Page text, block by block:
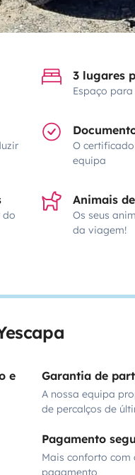
3 lugares
Espaço
O
equipa
do
Animais
Os seus
da viagem!
e
Garantia de
A nossa equipa
de percalços de
Pagamento
Mais conforto com
pagamento